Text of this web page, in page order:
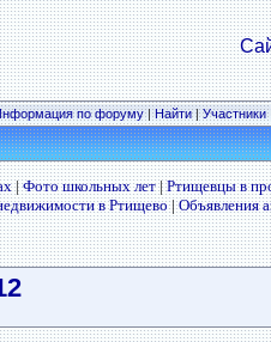
по форуму|Найти|Участники
|Фото школьных лет|Ртищевцы в
в Ртищево|Объявления